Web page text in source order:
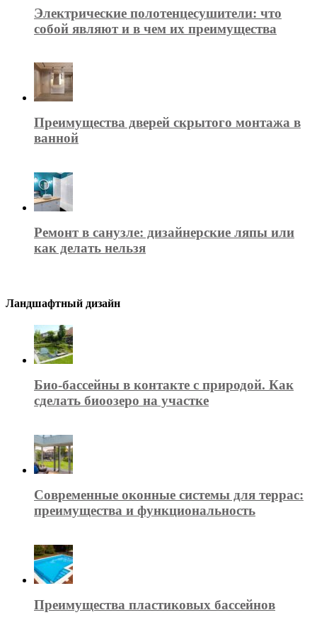
Электрические полотенцесушители: что
собой являют и в чем их преимущества
Преимущества дверей скрытого монтажа в
ванной
Ремонт в санузле: дизайнерские ляпы или
как делать нельзя
Ландшафтный дизайн
Био-бассейны в контакте с природой. Как
сделать биоозеро на участке
Современные оконные системы для террас:
преимущества и функциональность
Преимущества пластиковых бассейнов